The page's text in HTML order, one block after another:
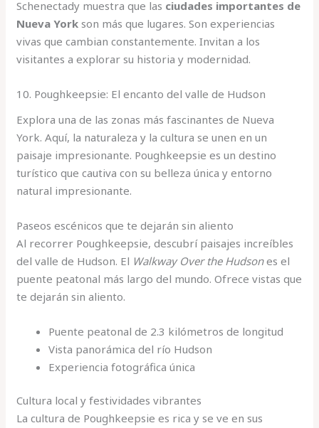
Schenectady muestra que las ciudades importantes de
Nueva York son más que lugares. Son experiencias
vivas que cambian constantemente. Invitan a los
visitantes a explorar su historia y modernidad.
10. Poughkeepsie: El encanto del valle de Hudson
Explora una de las zonas más fascinantes de Nueva
York. Aquí, la naturaleza y la cultura se unen en un
paisaje impresionante. Poughkeepsie es un destino
turístico que cautiva con su belleza única y entorno
natural impresionante.
Paseos escénicos que te dejarán sin aliento
Al recorrer Poughkeepsie, descubrí paisajes increíbles
del valle de Hudson. El Walkway Over the Hudsones el
puente peatonal más largo del mundo. Ofrece vistas que
te dejarán sin aliento.
Puente peatonal de 2.3 kilómetros de longitud
Vista panorámica del río Hudson
Experiencia fotográfica única
Cultura local y festividades vibrantes
La cultura de Poughkeepsie es rica y se ve en sus